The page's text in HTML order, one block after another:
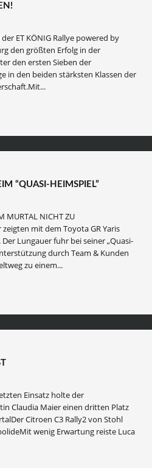
ET KÖNIG Rallye powered by
den größten Erfolg in der
den ersten Sieben der
in den beiden stärksten Klassen der
“QUASI-HEIMSPIEL”
MURTAL NICHT ZU
mit dem Toyota GR Yaris
Lungauer fuhr bei seiner „Quasi-
durch Team & Kunden
zu einem...
Einsatz holte der
Claudia Maier einen dritten Platz
Citroen C3 Rally2 von Stohl
wenig Erwartung reiste Luca